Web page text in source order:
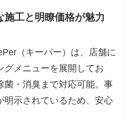
施工と明瞭価格が魅力
（キーパー）は、店舗に
グメニューを展開してお
菌・消臭まで対応可能。事
明示されているため、安心